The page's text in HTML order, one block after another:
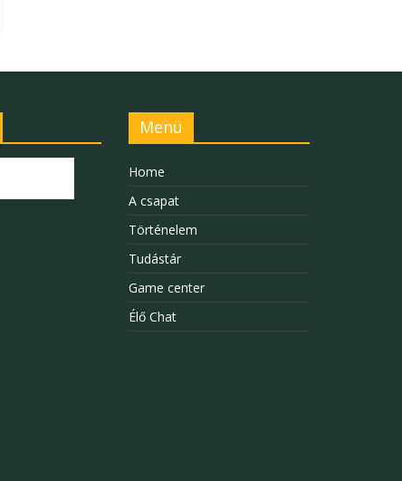
Menü
Home
A csapat
Történelem
Tudástár
Game center
Élő Chat